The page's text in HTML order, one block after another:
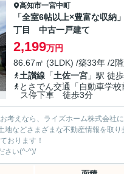
高知市一宮中町
「全室6帖以上×豊富な収納
丁目 中古一戸建て
2,199万円
86.67㎡ (3LDK) /築33年 /2
土讃線 「土佐一宮 」駅 徒
とさでん交通「自動車学
ス停下車 徒歩3分
考えなら、ライズホーム株式会社
などさまざまな不動産情報を取り
おります！
さい‍(^-^)/